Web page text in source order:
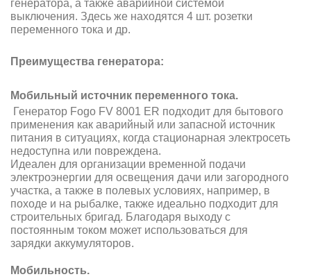
генератора, а также аварийной системой
выключения. Здесь же находятся 4 шт. розетки
переменного тока и др.
Преимущества генератора:
Мобильный источник переменного тока.
Генератор Fogo FV 8001 ER подходит для бытового
применения как аварийный или запасной источник
питания в ситуациях, когда стационарная электросеть
недоступна или повреждена.
Идеален для организации временной подачи
электроэнергии для освещения дачи или загородного
участка, а также в полевых условиях, например, в
походе и на рыбалке, также идеально подходит для
строительных бригад. Благодаря выходу с
постоянным током может использоваться для
зарядки аккумуляторов.
Мобильность.